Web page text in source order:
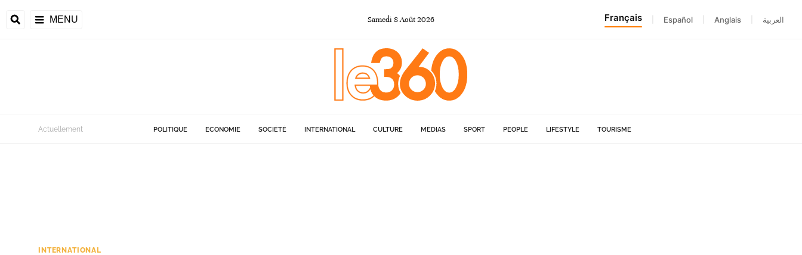
MENU Samedi 8Août2026 Français Español Anglais العربية
Actuellement POLITIQUE ECONOMIE SOCIÉTÉ INTERNATIONAL CULTURE MÉDIAS SPORT PEOPLE LIFESTYLE TOURISME
INTERNATIONAL